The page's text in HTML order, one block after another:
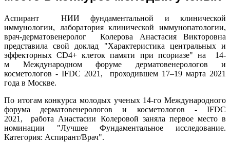
Аспирант НИИ фундаментальной и клинической
иммунологии, лаборатория клинической иммунопатологии,
врач-дерматовенеролог Колерова Анастасия Викторовна
представила свой доклад "Характеристика центральных и
эффекторных CD4+ клеток памяти при псориазе" на 14-
м Международном форуме дерматовенерологов и
косметологов - IFDC 2021, проходившем 17–19 марта 2021
года в Москве.
По итогам конкурса молодых ученых 14-го Международного
форума дерматовенерологов и косметологов - IFDC
2021, работа Анастасии Колеровой заняла первое место в
номинации "Лучшее Фундаментальное исследование.
Категория: Аспирант/Врач".